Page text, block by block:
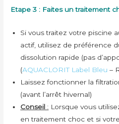
Etape 3 : Faites un traitement
Si vous traitez votre piscine
actif, utilisez de préférence
dissolution rapide (pas
(AQUACLORIT Label Bleu –
Laissez fonctionner la
(avant l’arrêt hivernal)
Conseil : Lorsque vous
en traitement choc et si